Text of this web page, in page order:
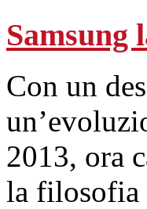
Con un
2013, ora
la filosofia